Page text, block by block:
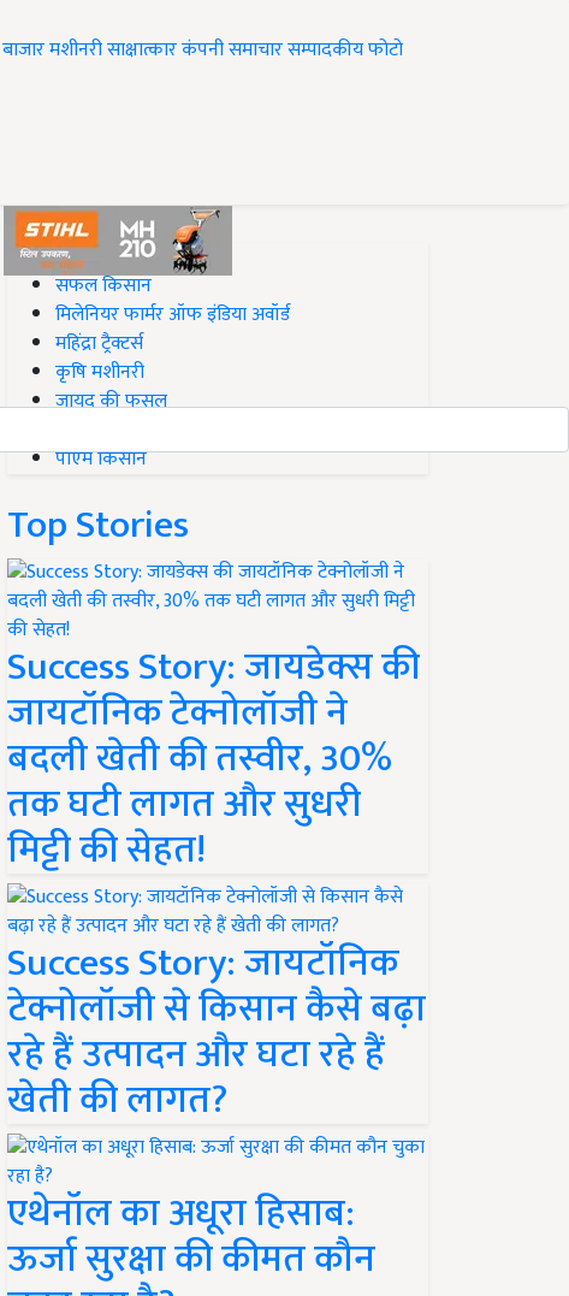
बाजारमशीनरीसाक्षात्कारकंपनी समाचारसम्पादकीयफोटो
#Top on Krishi Jagran
सफल किसान
मिलेनियर फार्मर ऑफ इंडिया अवॉर्ड
महिंद्रा ट्रैक्टर्स
कृषि मशीनरी
जायद की फसल
पीएम किसान
Top Stories
Success Story: जायडेक्स की
जायटॉनिक टेक्नोलॉजी ने
बदली खेती की तस्वीर, 30%
तक घटी लागत और सुधरी
मिट्टी की सेहत!
Success Story: जायटॉनिक
टेक्नोलॉजी से किसान कैसे बढ़ा
रहे हैं उत्पादन और घटा रहे हैं
खेती की लागत?
एथेनॉल का अधूरा हिसाब:
ऊर्जा सुरक्षा की कीमत कौन